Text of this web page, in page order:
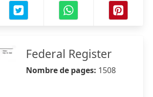
Federal Register
Nombre de pages: 1508